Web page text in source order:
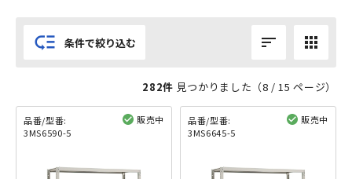
low_priority 条件で絞り込む sort apps
282件 見つかりました（8 / 15 ページ）
品番/型番:
3MS6590-5
販売中
品番/型番:
3MS6645-5
販売中